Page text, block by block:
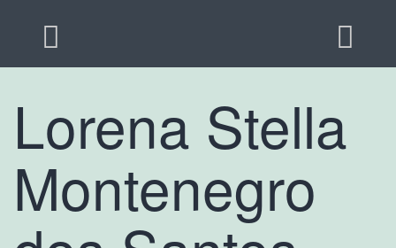
Lorena Stella
Montenegro